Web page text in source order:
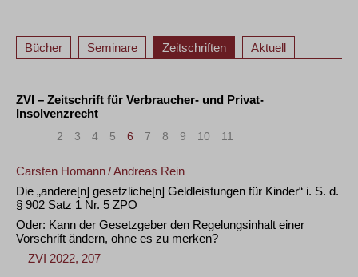
Bücher Seminare Zeitschriften Aktuell
ZVI – Zeitschrift für Verbraucher- und Privat-
Insolvenzrecht
2 3 4 5 6 7 8 9 10 11
Carsten Homann/Andreas Rein
Die „andere[n] gesetzliche[n] Geldleistungen für Kinder“ i. S. d.
§ 902 Satz 1 Nr. 5 ZPO
Oder: Kann der Gesetzgeber den Regelungsinhalt einer
Vorschrift ändern, ohne es zu merken?
ZVI 2022, 207